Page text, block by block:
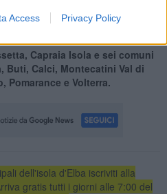
Access Privacy Policy
montani 113 comuni su quasi
montani, un danno per quei
comuni classificati montani nella
Capraia Isola e sei comuni
Buti, Calci, Montecatini Val di
Pomarance e Volterra.
dell'isola d'Elba iscriviti alla
gratis tutti i giorni alle 7:00 del